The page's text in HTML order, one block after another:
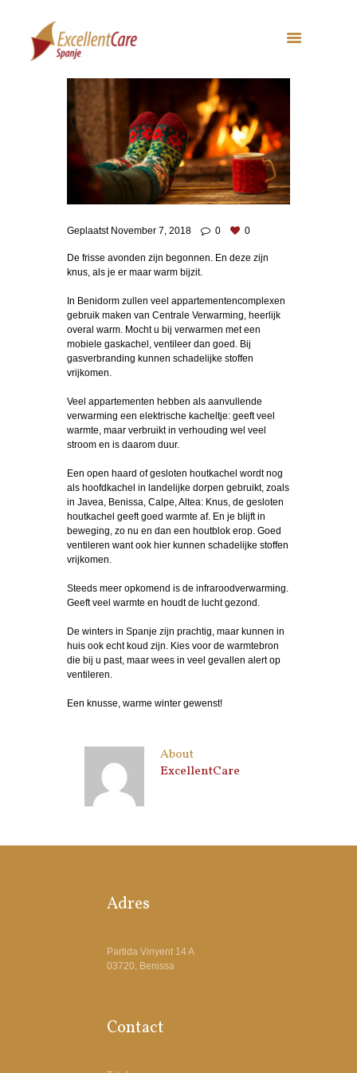
Geplaatst November 7, 2018 0 0
De frisse avonden zijn begonnen. En deze zijn
knus, als je er maar warm bijzit.
In Benidorm zullen veel appartementencomplexen
gebruik maken van Centrale Verwarming, heerlijk
overal warm. Mocht u bij verwarmen met een
mobiele gaskachel, ventileer dan goed. Bij
gasverbranding kunnen schadelijke stoffen
vrijkomen.
Veel appartementen hebben als aanvullende
verwarming een elektrische kacheltje: geeft veel
warmte, maar verbruikt in verhouding wel veel
stroom en is daarom duur.
Een open haard of gesloten houtkachel wordt nog
als hoofdkachel in landelijke dorpen gebruikt, zoals
in Javea, Benissa, Calpe, Altea: Knus, de gesloten
houtkachel geeft goed warmte af. En je blijft in
beweging, zo nu en dan een houtblok erop. Goed
ventileren want ook hier kunnen schadelijke stoffen
vrijkomen.
Steeds meer opkomend is de infraroodverwarming.
Geeft veel warmte en houdt de lucht gezond.
De winters in Spanje zijn prachtig, maar kunnen in
huis ook echt koud zijn. Kies voor de warmtebron
die bij u past, maar wees in veel gevallen alert op
ventileren.
Een knusse, warme winter gewenst!
About
ExcellentCare
Adres
Partida Vinyent 14 A
03720, Benissa
Contact